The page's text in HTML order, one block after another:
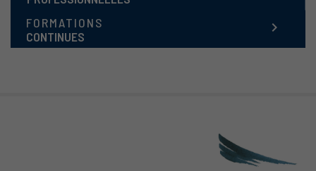
FORMATIONS
CONTINUES
keyboard_arrow_right